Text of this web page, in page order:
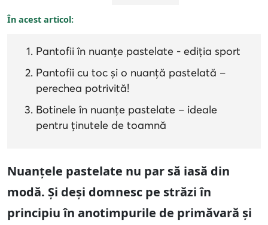
În acest articol:
Pantofii în nuanțe pastelate - ediția sport
Pantofii cu toc și o nuanță pastelată –
perechea potrivită!
Botinele în nuanțe pastelate – ideale
pentru ținutele de toamnă
Nuanțele pastelate nu par să iasă din
modă. Și deși domnesc pe străzi în
principiu în anotimpurile de primăvară și